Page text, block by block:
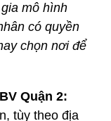
mô hình
có quyền
chọn nơi để
Quận 2:
tùy theo địa